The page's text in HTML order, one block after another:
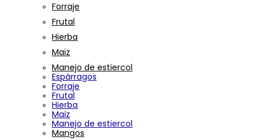
Forraje
Frutal
Hierba
Maiz
Manejo de estiercol
Espárragos
Forraje
Frutal
Hierba
Maiz
Manejo de estiercol
Mangos